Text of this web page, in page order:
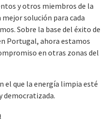
y otros miembros de la
solución para cada
Sobre la base del éxito de
Portugal, ahora estamos
en otras zonas del
el que la energía limpia esté
democratizada.